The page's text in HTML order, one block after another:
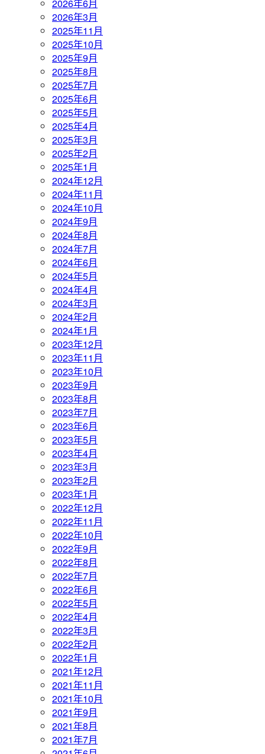
2026年6月
2026年3月
2025年11月
2025年10月
2025年9月
2025年8月
2025年7月
2025年6月
2025年5月
2025年4月
2025年3月
2025年2月
2025年1月
2024年12月
2024年11月
2024年10月
2024年9月
2024年8月
2024年7月
2024年6月
2024年5月
2024年4月
2024年3月
2024年2月
2024年1月
2023年12月
2023年11月
2023年10月
2023年9月
2023年8月
2023年7月
2023年6月
2023年5月
2023年4月
2023年3月
2023年2月
2023年1月
2022年12月
2022年11月
2022年10月
2022年9月
2022年8月
2022年7月
2022年6月
2022年5月
2022年4月
2022年3月
2022年2月
2022年1月
2021年12月
2021年11月
2021年10月
2021年9月
2021年8月
2021年7月